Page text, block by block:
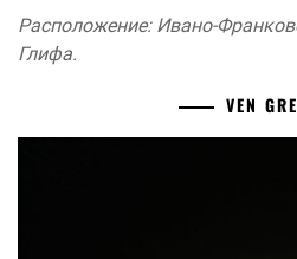
Расположение: Ивано-
Глифа.
VEN